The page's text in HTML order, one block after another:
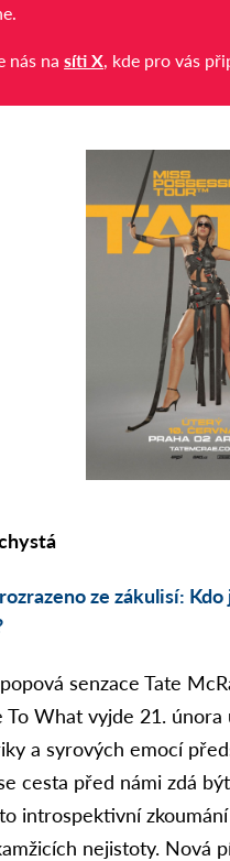
nás nasíti X , kde pro vás
ze zákulisí:
senzace Tate
To What vyjde 21.
a syrových emocí
cesta před námi zdá
introspektivní
nejistoty. Nová